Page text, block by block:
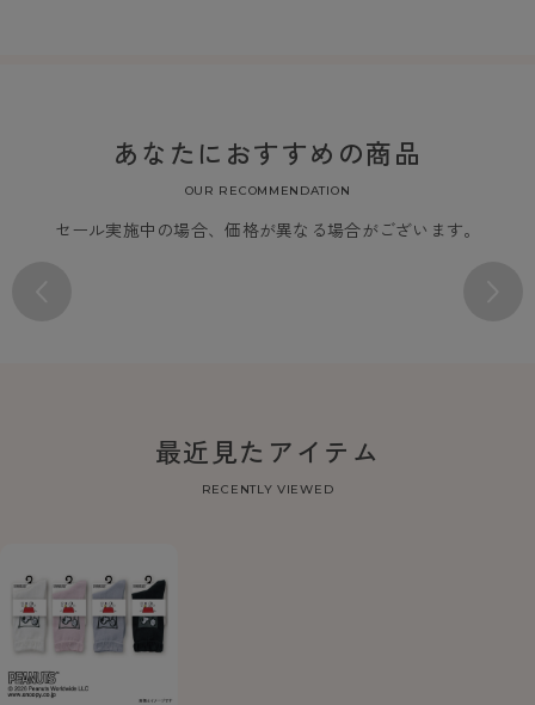
あなたにおすすめの商品
OUR RECOMMENDATION
セール実施中の場合、価格が異なる場合がございます。
最近見たアイテム
RECENTLY VIEWED